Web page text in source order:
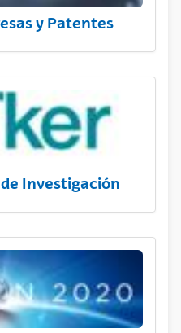
y Patentes
Investigación